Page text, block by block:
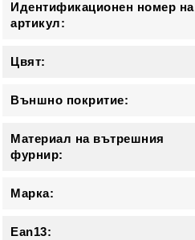
Идентификационен номер на
артикул:
Цвят:
Външно покритие:
Материал на вътрешния
фурнир:
Марка:
Ean13: